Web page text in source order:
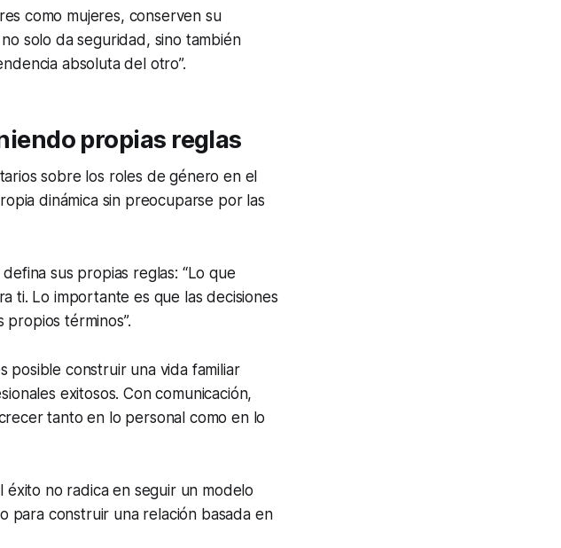
como mujeres, conserven su
solo da seguridad, sino también
absoluta del otro”.
propias reglas
sobre los roles de género en el
dinámica sin preocuparse por las
sus propias reglas: “Lo que
ti. Lo importante es que las decisiones
términos”.
posible construir una vida familiar
exitosos. Con comunicación,
tanto en lo personal como en lo
éxito no radica en seguir un modelo
para construir una relación basada en